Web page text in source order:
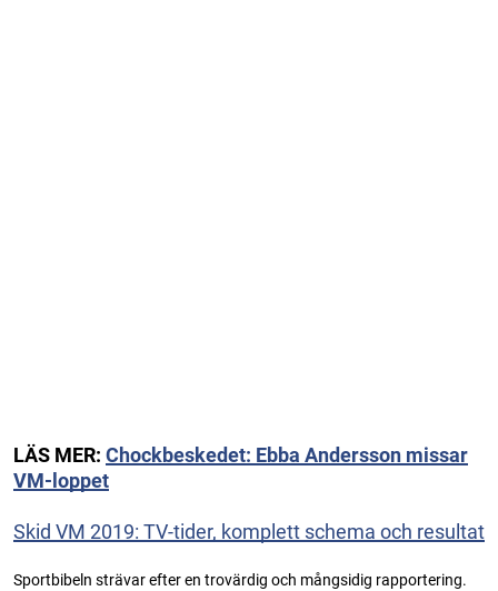
LÄS MER: Chockbeskedet: Ebba Andersson missar
VM-loppet
Skid VM 2019: TV-tider, komplett schema och resultat
Sportbibeln strävar efter en trovärdig och mångsidig rapportering.